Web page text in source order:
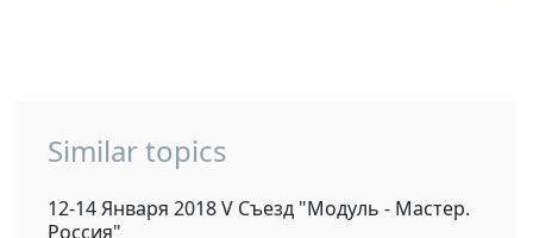
Similar topics
12-14 Января 2018 V Съезд "Модуль - Мастер.
Россия"